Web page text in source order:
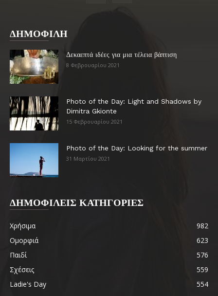
ΔΗΜΟΦΙΛΗ
Δεκαεπτά ιδέες για μια τέλεια βάπτιση
8 Φεβρουαρίου 2021
Photo of the Day: Light and Shadows by
Dimitra Gkionte
15 Φεβρουαρίου 2021
Photo of the Day: Looking for the summer
31 Μαρτίου 2021
ΔΗΜΟΦΙΛΕΙΣ ΚΑΤΗΓΟΡΙΕΣ
Χρήσιμα
982
Ομορφιά
623
Παιδί
576
Σχέσεις
559
Ladie's Day
554